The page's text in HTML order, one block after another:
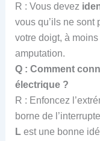
R : Vous devez
vous qu’ils ne sont
votre doigt, à
amputation.
Q : Comment
électrique ?
R : Enfoncez
borne de
Lest une bonne